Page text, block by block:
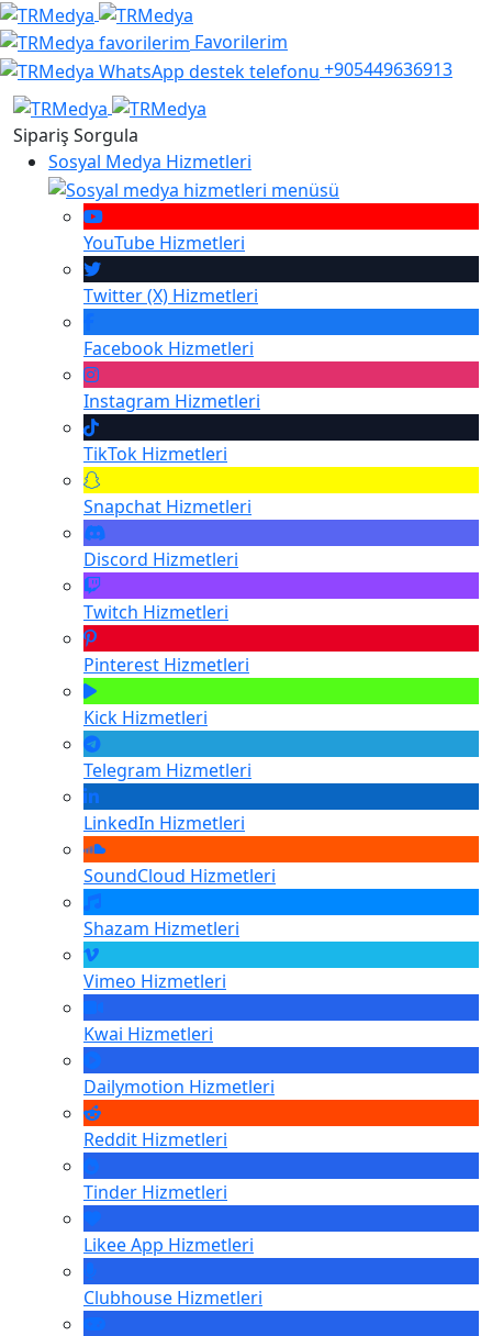
Favorilerim
+905449636913
Sipariş Sorgula
Sosyal Medya Hizmetleri
YouTube Hizmetleri
Twitter (X) Hizmetleri
Facebook Hizmetleri
Instagram Hizmetleri
TikTok Hizmetleri
Snapchat Hizmetleri
Discord Hizmetleri
Twitch Hizmetleri
Pinterest Hizmetleri
Kick Hizmetleri
Telegram Hizmetleri
LinkedIn Hizmetleri
SoundCloud Hizmetleri
Shazam Hizmetleri
Vimeo Hizmetleri
Kwai Hizmetleri
Dailymotion Hizmetleri
Reddit Hizmetleri
Tinder Hizmetleri
Likee App Hizmetleri
Clubhouse Hizmetleri